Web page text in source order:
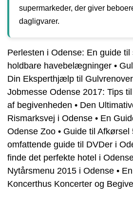
supermarkeder, der giver
dagligvarer.
Perlesten i Odense: En guide til
holdbare havebelægninger •
Din Eksperthjælp til
Jobmesse Odense 2017: Tips
af begivenheden • Den
Rismarksvej i Odense • En
Odense Zoo • Guide til Afkørsel
omfattende guide til DVDer i
finde det perfekte hotel i
Nytårsmenu 2015 i Odense •
Koncerthus Koncerter og